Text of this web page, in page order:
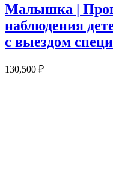
Малышка |
наблюдения
с выездом
130,500 ₽